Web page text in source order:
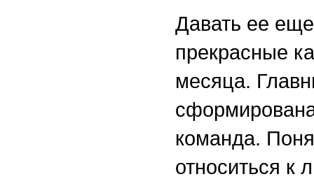
Давать ее
прекрасные
месяца.
команда.
относиться к